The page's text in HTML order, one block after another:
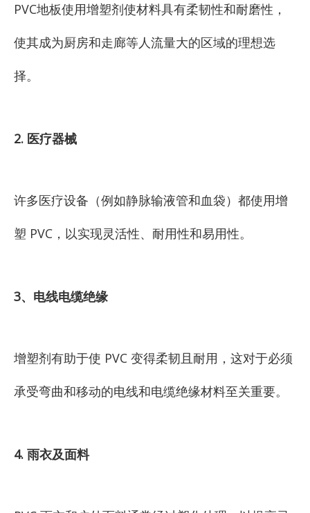
PVC地板使用增塑剂使材料具有柔韧性和耐磨性，
使其成为厨房和走廊等人流量大的区域的理想选
择。
2. 医疗器械
许多医疗设备（例如静脉输液管和血袋）都使用增
塑 PVC，以实现灵活性、耐用性和易用性。
3、电线电缆绝缘
增塑剂有助于使 PVC 变得柔韧且耐用，这对于必须
承受弯曲和移动的电线和电缆绝缘材料至关重要。
4. 雨衣及面料